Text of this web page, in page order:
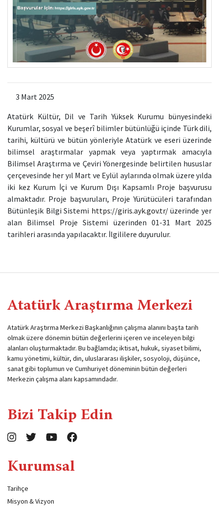
3 Mart 2025
Atatürk Kültür, Dil ve Tarih Yüksek Kurumu bünyesindeki
Kurumlar,sosyal ve beşerî bilimler bütünlüğü içinde Türk dili,
tarihi, kültürü ve bütün yönleriyle Atatürk ve eseri üzerinde
bilimsel araştırmalar yapmak veya yaptırmak amacıyla
Bilimsel Araştırma ve Çeviri Yönergesinde belirtilen hususlar
çerçevesinde her yıl Mart ve Eylül aylarında olmak üzere yılda
iki kez Kurum İçi ve Kurum Dışı Kapsamlı Proje başvurusu
almaktadır. Proje başvuruları, Proje Yürütücüleri tarafından
Bütünleşik Bilgi Sistemi https://giris.ayk.gov.tr/üzerinde yer
alan Bilimsel Proje Sistemi üzerinden 01-31 Mart 2025
tarihleri arasında yapılacaktır. İlgililere duyurulur.
Atatürk Araştırma Merkezi
Atatürk Araştırma Merkezi Başkanlığının çalışma alanını başta tarih
olmak üzere dönemin bütün değerlerini içeren ve inceleyen bilgi
alanları oluşturmaktadır. Bu bağlamda; iktisat, hukuk, siyaset bilimi,
kamu yönetimi, kültür, din, uluslararası ilişkiler, sosyoloji, düşünce,
sanat gibi toplumun ve Cumhuriyet döneminin bütün değerleri
Merkezin çalışma alanı kapsamındadır.
Bizi Takip Edin
Kurumsal
Tarihçe
Misyon & Vizyon